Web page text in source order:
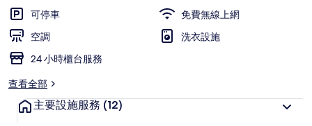
可停車
免費無線上網
空調
洗衣設施
24 小時櫃台服務
查看全部
主要設施服務 (12)